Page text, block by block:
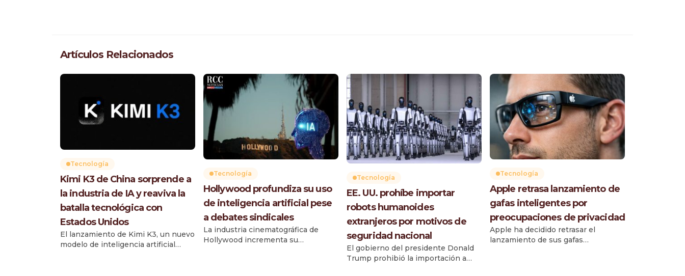
Artículos Relacionados
Tecnología
Kimi K3 de China sorprende a
la industria de IA y reaviva la
batalla tecnológica con
Estados Unidos
El lanzamiento de Kimi K3, un nuevo
modelo de inteligencia artificial
Tecnología
Hollywood profundiza su uso
de inteligencia artificial pese
a debates sindicales
La industria cinematográfica de
Hollywood incrementa su
Tecnología
EE. UU. prohíbe importar
robots humanoides
extranjeros por motivos de
seguridad nacional
El gobierno del presidente Donald
Trump prohibió la importación a
Tecnología
Apple retrasa lanzamiento de
gafas inteligentes por
preocupaciones de privacidad
Apple ha decidido retrasar el
lanzamiento de sus gafas